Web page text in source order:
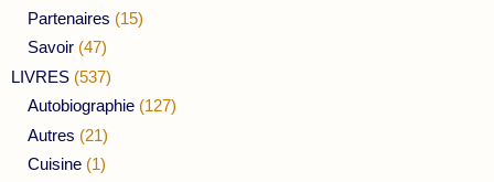
Partenaires (15)
Savoir (47)
LIVRES (537)
Autobiographie (127)
Autres (21)
Cuisine (1)